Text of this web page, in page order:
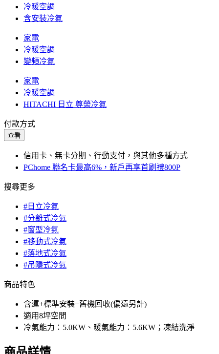
冷暖空調
含安裝冷氣
家電
冷暖空調
變頻冷氣
家電
冷暖空調
HITACHI 日立 尊榮冷氣
付款方式
查看
信用卡、無卡分期、行動支付，與其他多種方式
PChome 聯名卡最高6%，新戶再享首刷禮800P
搜尋更多
#日立冷氣
#分離式冷氣
#窗型冷氣
#移動式冷氣
#落地式冷氣
#吊隱式冷氣
商品特色
含運+標準安裝+舊機回收(偏遠另計)
適用8坪空間
冷氣能力：5.0KW、暖氣能力：5.6KW；凍結洗淨